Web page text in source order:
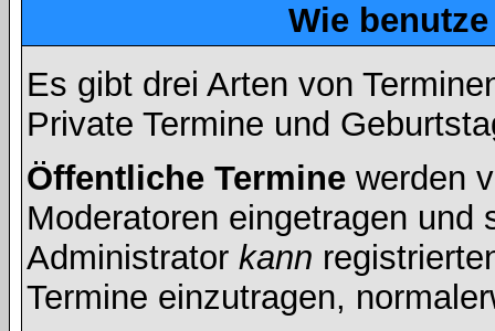
Wie
Es gibt drei Arten von
Private Termine und
Öffentliche Termine werden
Moderatoren eingetragen und
Administrator kann
Termine einzutragen,